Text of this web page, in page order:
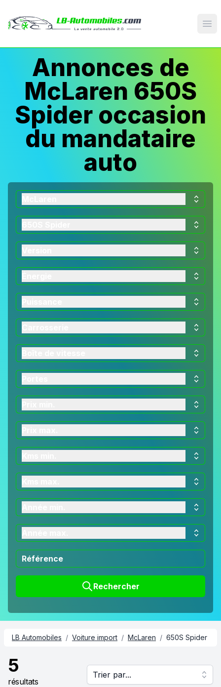
Annonces de
McLaren 650S
Spider occasion
du mandataire
auto
Rechercher
LB Automobiles / Voiture import / McLaren / 650S Spider
5
résultats
Trier par...